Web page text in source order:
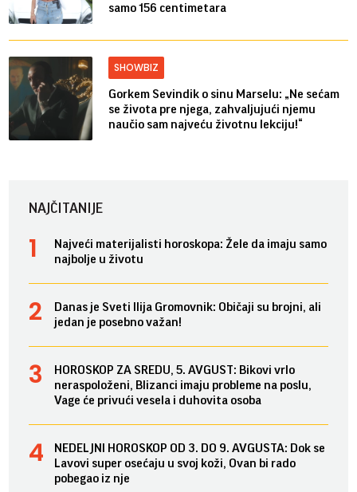
samo 156 centimetara
SHOWBIZ
Gorkem Sevindik o sinu Marselu: „Ne sećam
se života pre njega, zahvaljujući njemu
naučio sam najveću životnu lekciju!“
NAJČITANIJE
Najveći materijalisti horoskopa: Žele da imaju samo
najbolje u životu
Danas je Sveti Ilija Gromovnik: Običaji su brojni, ali
jedan je posebno važan!
HOROSKOP ZA SREDU, 5. AVGUST: Bikovi vrlo
neraspoloženi, Blizanci imaju probleme na poslu,
Vage će privući vesela i duhovita osoba
NEDELJNI HOROSKOP OD 3. DO 9. AVGUSTA: Dok se
Lavovi super osećaju u svoj koži, Ovan bi rado
pobegao iz nje